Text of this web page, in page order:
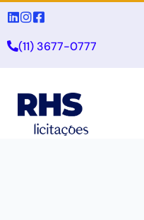
(11) 3677-0777